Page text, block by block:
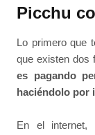
Picchu
Lo primero que
que existen dos
es pagando
haciéndolo por
En el internet,